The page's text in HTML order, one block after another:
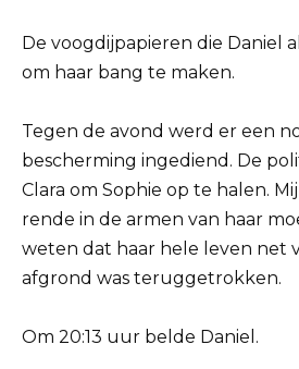
De voogdijpapieren die Daniel
om haar bang te maken.
Tegen de avond werd er een
bescherming ingediend. De
Clara om Sophie op te halen.
rende in de armen van haar
weten dat haar hele leven net
afgrond was teruggetrokken.
Om 20:13 uur belde Daniel.